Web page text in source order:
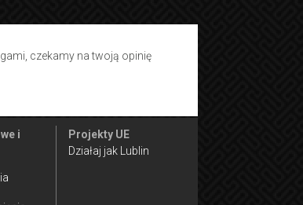
czekamy na twoją opinię
i
Projekty UE
Działaj jak Lublin